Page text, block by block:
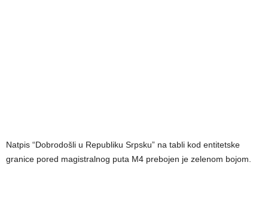
Natpis “Dobrodošli u Republiku Srpsku” na tabli kod entitetske
granice pored magistralnog puta M4 prebojen je zelenom bojom.